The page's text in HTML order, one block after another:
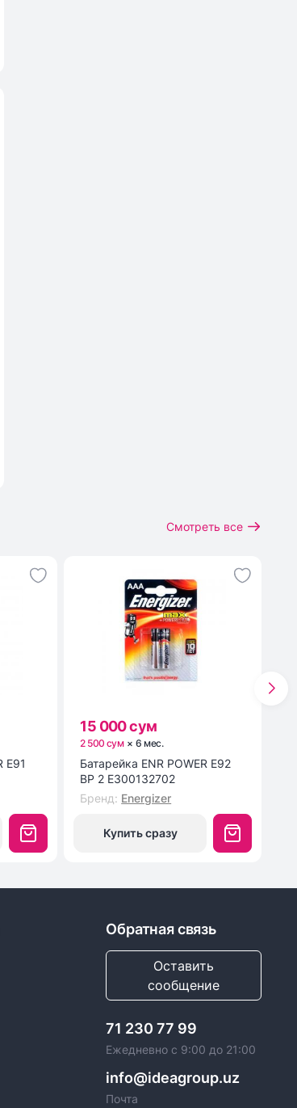
Смотреть все
15 000 сум
2 500 сум × 6 мес.
Батарейка ENR POWER E92
BP 2 E300132702
Бренд: Energizer
Купить сразу
Обратная связь
Оставить
сообщение
71 230 77 99
Ежедневно с 9:00 до 21:00
info@ideagroup.uz
Почта